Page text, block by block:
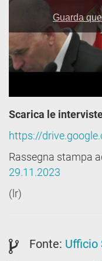
Scarica le
https://
Rassegna stampa
29.11.2023
(lr)
Fonte: Ufficio